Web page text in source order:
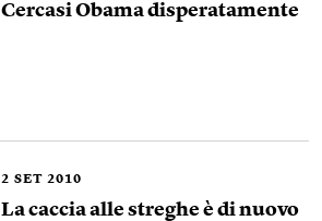
Cercasi Obama disperatamente
2 SET 2010
La caccia alle streghe è di nuovo